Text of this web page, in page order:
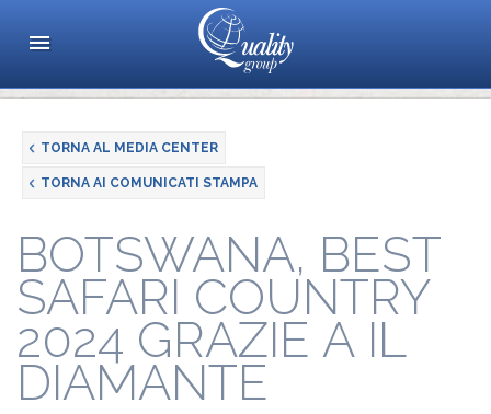
TORNA AL MEDIA CENTER
TORNA AI COMUNICATI STAMPA
BOTSWANA, BEST
SAFARI COUNTRY
2024 GRAZIE A IL
DIAMANTE